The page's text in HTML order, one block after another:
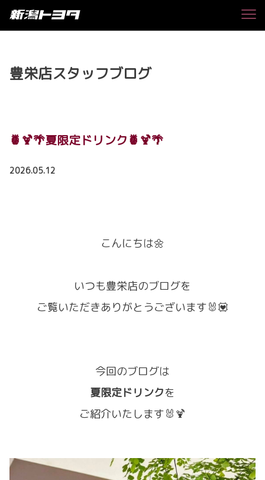
豊栄店スタッフブログ
🍍🍹🌴夏限定ドリンク🍍🍹🌴
2026.05.12
こんにちは🌼
いつも豊栄店のブログを
ご覧いただきありがとうございます🐰💟
今回のブログは
夏限定ドリンクを
ご紹介いたします🐰🍹